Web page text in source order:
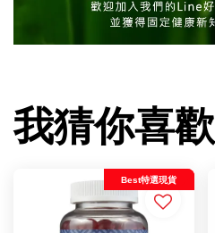
我猜你喜歡
Best特選現貨